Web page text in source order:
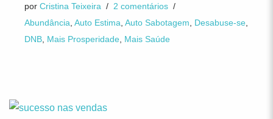
por Cristina Teixeira
2 comentários
Abundância Auto Estima Auto Sabotagem Desabuse-se
DNB Mais Prosperidade Mais Saúde